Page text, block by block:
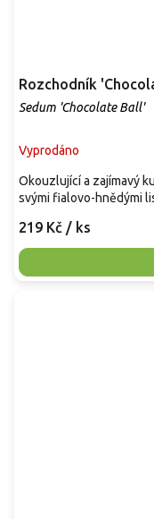
Rozchodník
Sedum 'Chocolate Ball'
Vyprodáno
219 Kč / ks
Okouzlující a zajímavý
svými fialovo-hnědými